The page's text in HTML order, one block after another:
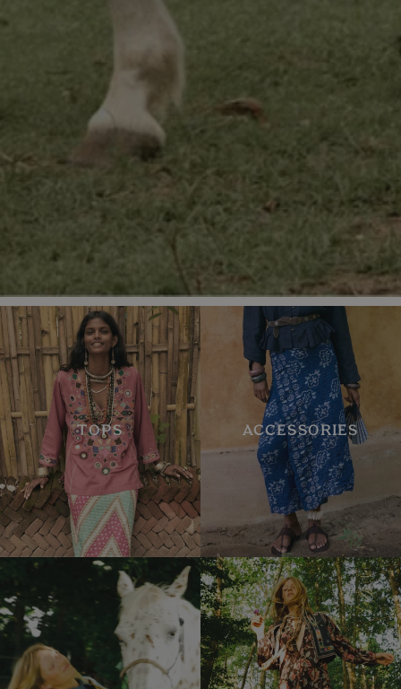
TOPS ACCESSORIES